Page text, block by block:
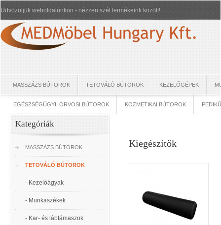
Üdvözöljük weboldalunkon - nézzen szét termékeink között!
MASSZÁZS BÚTOROK TETOVÁLÓ BÚTOROK KEZELŐGÉPEK
EGÉSZSÉGÜGYI, ORVOSI BÚTOROK KOZMETIKAI BÚTOROK
Kategóriák
MASSZÁZS BÚTOROK
TETOVÁLÓ BÚTOROK
- Kezelőágyak
- Munkaszékek
- Kar- és lábtámaszok
Kiegészítők